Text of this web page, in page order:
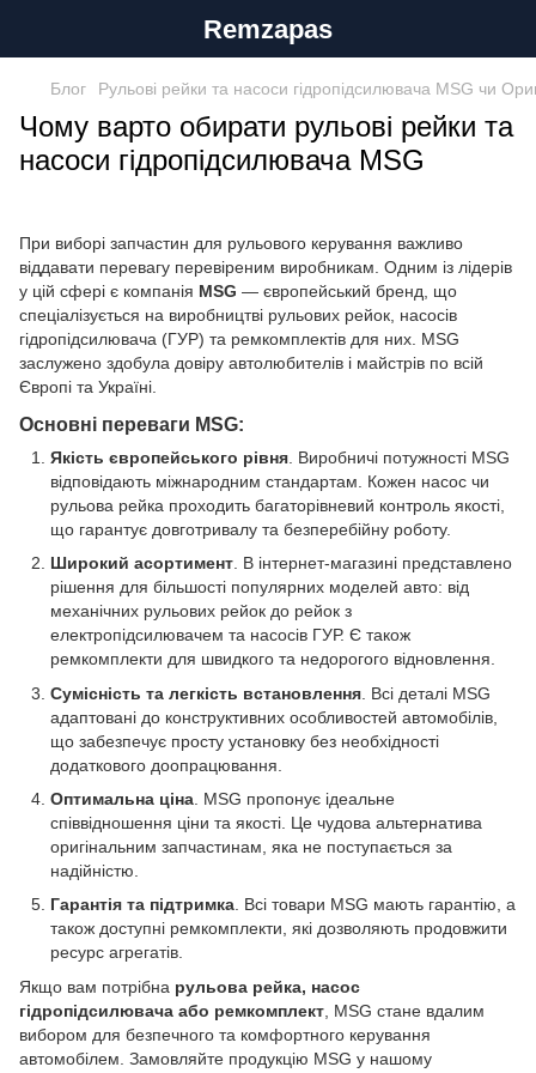
Remzapas
Блог Рульові рейки та насоси гідропідсилювача MSG чи
Чому варто обирати рульові рейки та
насоси гідропідсилювача MSG
При виборі запчастин для рульового керування важливо
віддавати перевагу перевіреним виробникам. Одним із лідерів
у цій сфері є компанія MSG — європейський бренд, що
спеціалізується на виробництві рульових рейок, насосів
гідропідсилювача (ГУР) та ремкомплектів для них. MSG
заслужено здобула довіру автолюбителів і майстрів по всій
Європі та Україні.
Основні переваги MSG:
Якість європейського рівня . Виробничі потужності MSG
відповідають міжнародним стандартам. Кожен насос чи
рульова рейка проходить багаторівневий контроль якості,
що гарантує довготривалу та безперебійну роботу.
Широкий асортимент . В інтернет-магазині представлено
рішення для більшості популярних моделей авто: від
механічних рульових рейок до рейок з
електропідсилювачем та насосів ГУР. Є також
ремкомплекти для швидкого та недорогого відновлення.
Сумісність та легкість встановлення . Всі деталі MSG
адаптовані до конструктивних особливостей автомобілів,
що забезпечує просту установку без необхідності
додаткового доопрацювання.
Оптимальна ціна . MSG пропонує ідеальне
співвідношення ціни та якості. Це чудова альтернатива
оригінальним запчастинам, яка не поступається за
надійністю.
Гарантія та підтримка. Всі товари MSG мають гарантію, а
також доступні ремкомплекти, які дозволяють продовжити
ресурс агрегатів.
Якщо вам потрібна рульова рейка, насос
гідропідсилювача або ремкомплект , MSG стане вдалим
вибором для безпечного та комфортного керування
автомобілем. Замовляйте продукцію MSG у нашому